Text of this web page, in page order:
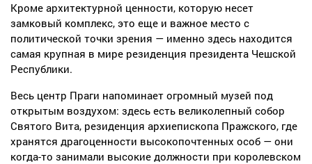
Кроме архитектурной ценности, которую несет
замковый комплекс, это еще и важное место с
политической точки зрения — именно здесь находится
самая крупная в мире резиденция президента Чешской
Республики.
Весь центр Праги напоминает огромный музей под
открытым воздухом: здесь есть великолепный собор
Святого Вита, резиденция архиепископа Пражского, где
хранятся драгоценности высокопочтенных особ — они
когда-то занимали высокие должности при королевском